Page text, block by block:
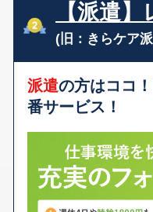
【派遣
(旧：きらケア
派遣の方はココ
番サービス！